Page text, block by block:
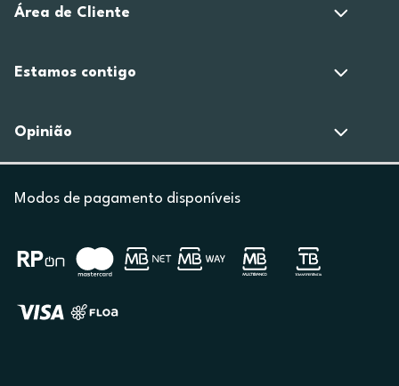
Área de Cliente
Estamos contigo
Opinião
Modos de pagamento disponíveis